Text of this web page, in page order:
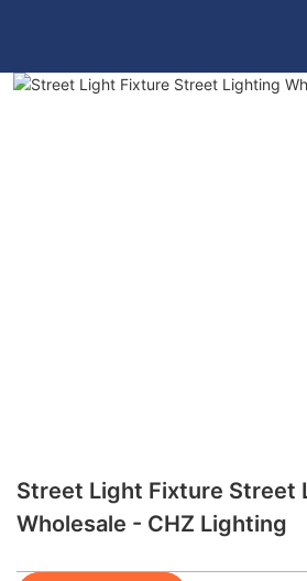
Street Light Fixture Street
Wholesale - CHZ Lighting